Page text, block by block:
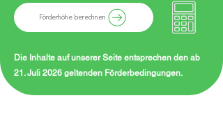
Förderhöhe berechnen
Die Inhalte auf unserer Seite entsprechen den ab
21. Juli 2026 geltenden Förderbedingungen.